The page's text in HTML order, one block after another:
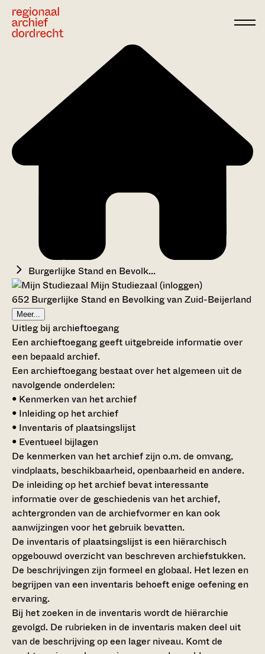
Burgerlijke Stand en Bevolk...
Mijn Studiezaal (inloggen)
652 Burgerlijke Stand en Bevolking van Zuid-Beijerland
Meer...
Uitleg bij archieftoegang
Een archieftoegang geeft uitgebreide informatie over
een bepaald archief.
Een archieftoegang bestaat over het algemeen uit de
navolgende onderdelen:
• Kenmerken van het archief
• Inleiding op het archief
• Inventaris of plaatsingslijst
• Eventueel bijlagen
De kenmerken van het archief zijn o.m. de omvang,
vindplaats, beschikbaarheid, openbaarheid en andere.
De inleiding op het archief bevat interessante
informatie over de geschiedenis van het archief,
achtergronden van de archiefvormer en kan ook
aanwijzingen voor het gebruik bevatten.
De inventaris of plaatsingslijst is een hiërarchisch
opgebouwd overzicht van beschreven archiefstukken.
De beschrijvingen zijn formeel en globaal. Het lezen en
begrijpen van een inventaris behoeft enige oefening en
ervaring.
Bij het zoeken in de inventaris wordt de hiërarchie
gevolgd. De rubrieken in de inventaris maken deel uit
van de beschrijving op een lager niveau. Komt de